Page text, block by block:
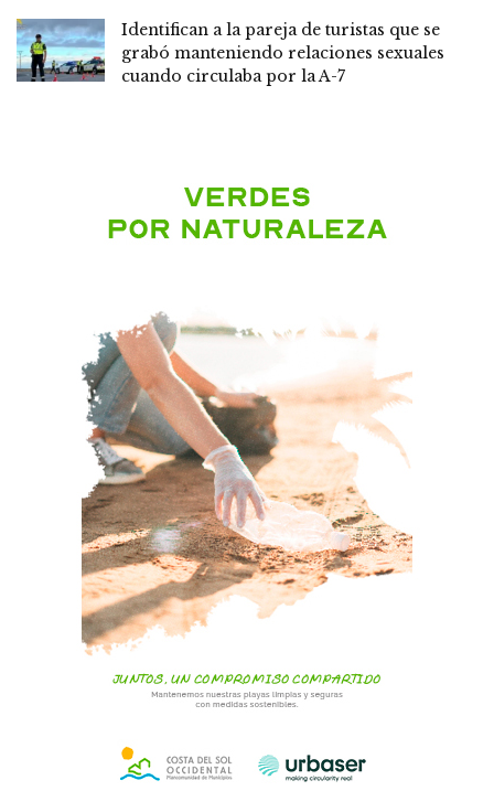
Identifican a la pareja de turistas que se
grabó manteniendo relaciones sexuales
cuando circulaba por la A-7